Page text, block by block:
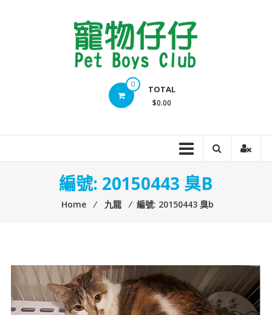
0 TOTAL
$0.00
編號: 20150443 臭b
Home ⁄ 九龍 ⁄ 編號: 20150443 臭b